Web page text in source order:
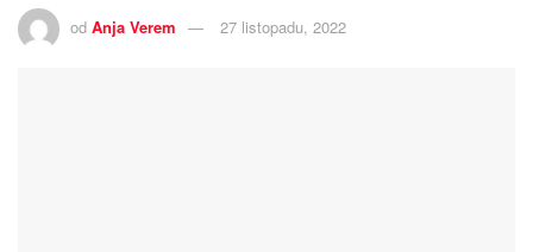
od Anja Verem 27 listopadu, 2022